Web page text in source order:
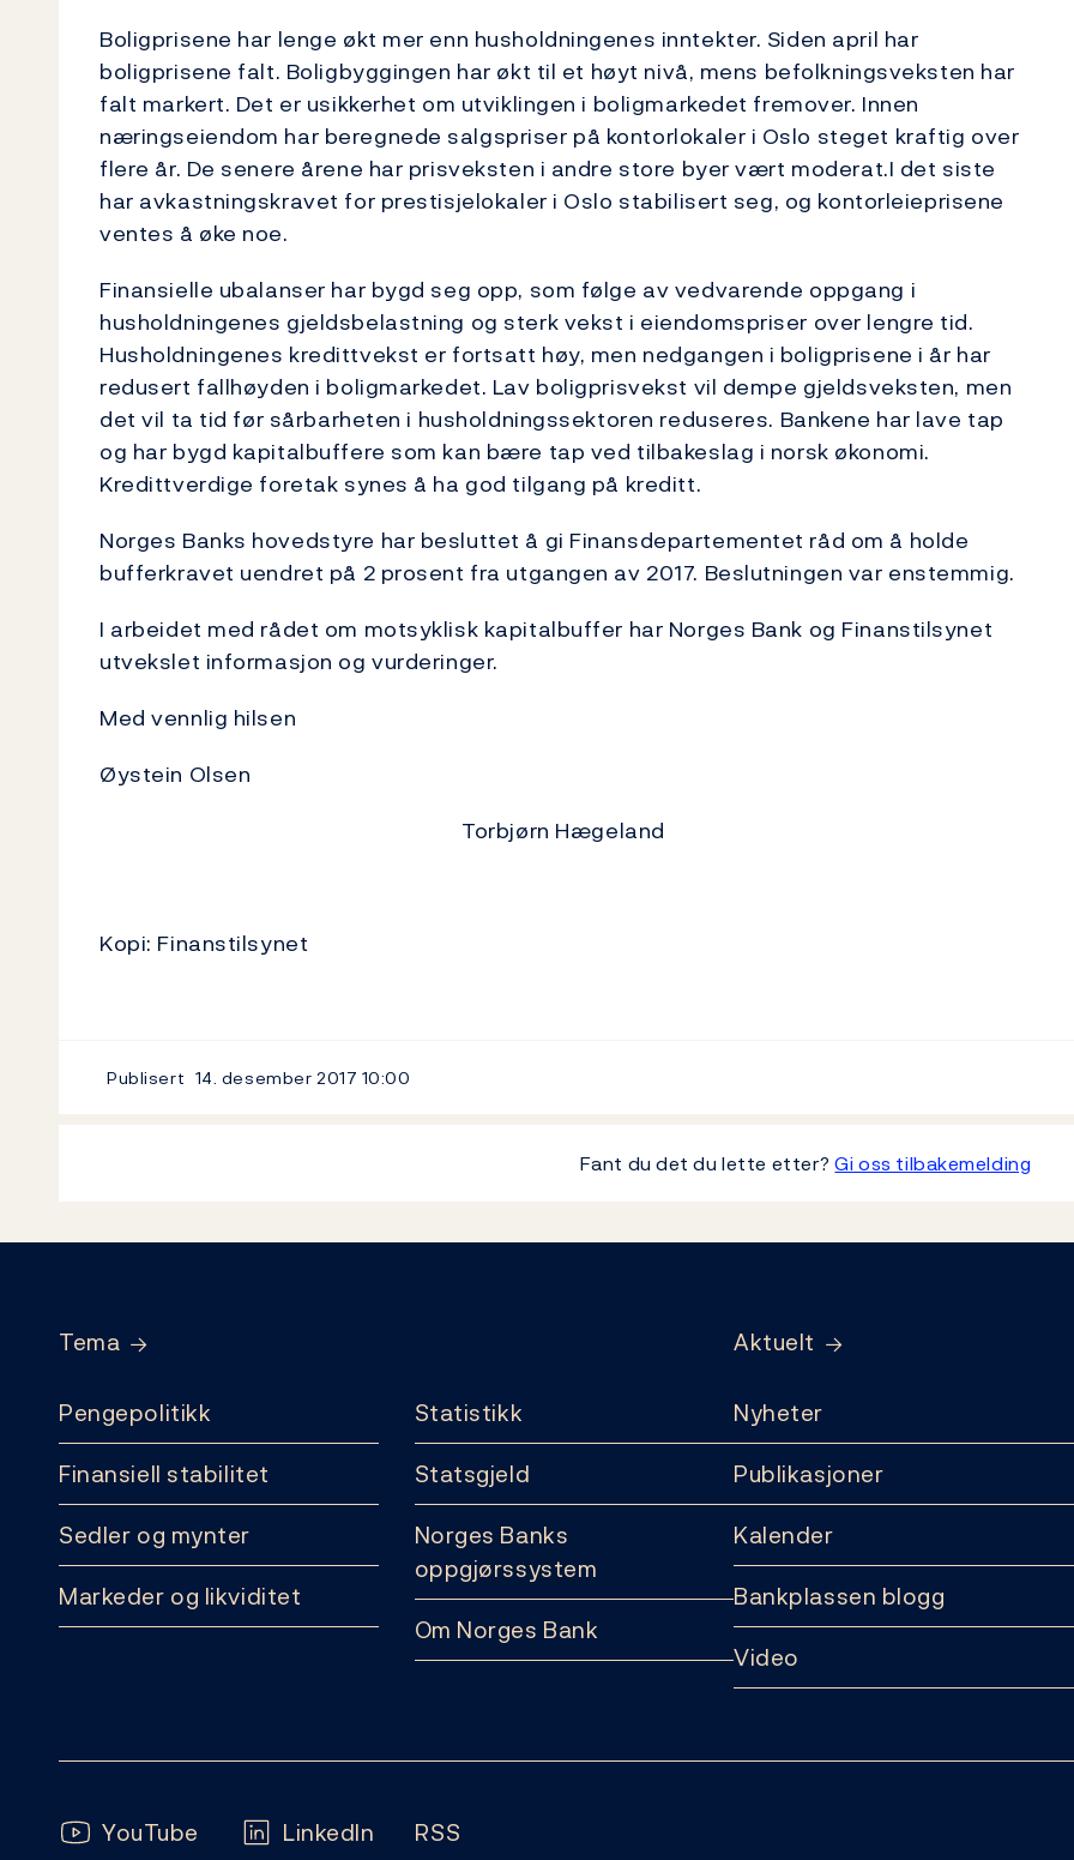
Boligprisene har lenge økt mer enn husholdningenes inntekter. Siden april har
boligprisene falt. Boligbyggingen har økt til et høyt nivå, mens befolkningsveksten har
falt markert. Det er usikkerhet om utviklingen i boligmarkedet fremover. Innen
næringseiendom har beregnede salgspriser på kontorlokaler i Oslo steget kraftig over
flere år. De senere årene har prisveksten i andre store byer vært moderat.I det siste
har avkastningskravet for prestisjelokaler i Oslo stabilisert seg, og kontorleieprisene
ventes å øke noe.
Finansielle ubalanser har bygd seg opp, som følge av vedvarende oppgang i
husholdningenes gjeldsbelastning og sterk vekst i eiendomspriser over lengre tid.
Husholdningenes kredittvekst er fortsatt høy, men nedgangen i boligprisene i år har
redusert fallhøyden i boligmarkedet. Lav boligprisvekst vil dempe gjeldsveksten, men
det vil ta tid før sårbarheten i husholdningssektoren reduseres. Bankene har lave tap
og har bygd kapitalbuffere som kan bære tap ved tilbakeslag i norsk økonomi.
Kredittverdige foretak synes å ha god tilgang på kreditt.
Norges Banks hovedstyre har besluttet å gi Finansdepartementet råd om å holde
bufferkravet uendret på 2 prosent fra utgangen av 2017. Beslutningen var enstemmig.
I arbeidet med rådet om motsyklisk kapitalbuffer har Norges Bank og Finanstilsynet
utvekslet informasjon og vurderinger.
Med vennlig hilsen
Øystein Olsen
Torbjørn Hægeland
Kopi: Finanstilsynet
Publisert 14. desember 2017 10:00
Fant du det du lette etter?Gi oss tilbakemelding
Tema
Pengepolitikk
Finansiell stabilitet
Sedler og mynter
Markeder og likviditet
Statistikk
Statsgjeld
Norges Banks
oppgjørssystem
Om Norges Bank
Aktuelt
Nyheter
Publikasjoner
Kalender
Bankplassen blogg
Video
Følg oss:
YouTube LinkedIn RSS